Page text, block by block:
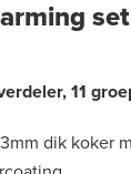
11
dik koker